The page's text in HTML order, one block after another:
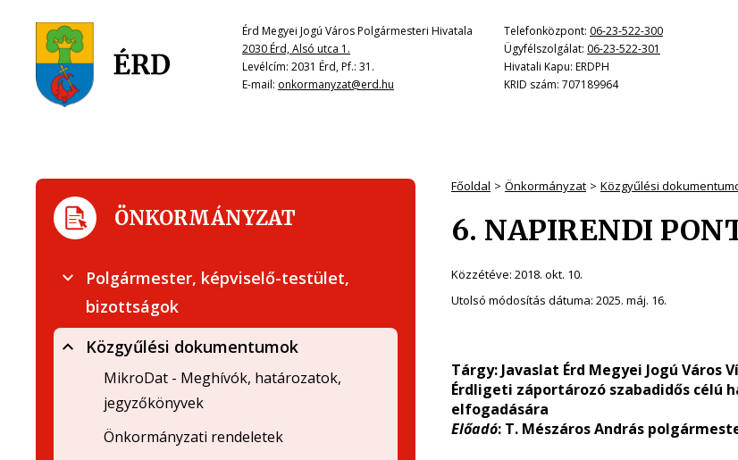
Érd Megyei Jogú Város Polgármesteri Hivatala
2030 Érd, Alsó utca 1.
Levélcím: 2031 Érd, Pf.: 31.
E-mail: onkormanyzat@erd.hu
Telefonközpont: 06-23-522-300
Ügyfélszolgálat: 06-23-522-301
Hivatali Kapu: ERDPH
KRID szám: 707189964
Főoldal Önkormányzat Közgyűlési
6. NAPIRENDI
Közzétéve: 2018. okt. 10.
Utolsó módosítás dátuma: 2025. máj. 16.
Tárgy: Javaslat Érd Megyei Jogú
Érdligeti záportározó szabadidős célú
elfogadására
Előadó: T. Mészáros András
ÖNKORMÁNYZAT
Polgármester, képviselő-testület,
bizottságok
Közgyűlési dokumentumok
MikroDat - Meghívók, határozatok,
jegyzőkönyvek
Önkormányzati rendeletek